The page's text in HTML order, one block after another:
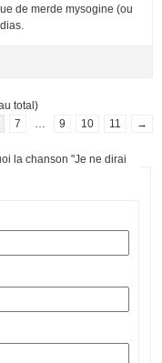
de merde mysogine (ou
total)
7 9 10 11 →
la chanson "Je ne dirai